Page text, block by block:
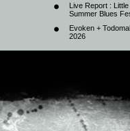
Live Report :
Summer Blues
Evoken +
2026